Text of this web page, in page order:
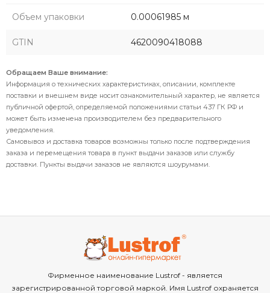
Объем упаковки 0.00061985 м
GTIN 4620090418088
Обращаем Ваше внимание:
Информация о технических характеристиках, описании, комплекте
поставки и внешнем виде носит ознакомительный характер, не является
публичной офертой, определяемой положениями статьи 437 ГК РФ и
может быть изменена производителем без предварительного
уведомления.
Самовывоз и доставка товаров возможны только после подтверждения
заказа и перемещения товара в пункт выдачи заказов или службу
доставки. Пункты выдачи заказов не являются шоурумами.
Фирменное наименование Lustrof - является
зарегистрированной торговой маркой. Имя Lustrof охраняется